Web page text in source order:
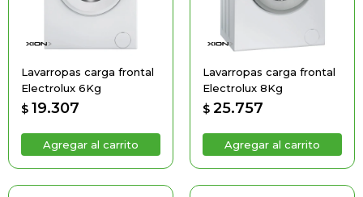
Lavarropas carga frontal
Electrolux 6Kg
$ 19.307
Lavarropas carga frontal
Electrolux 8Kg
$ 25.757